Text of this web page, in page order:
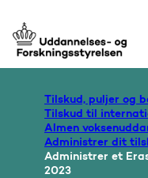
Gå til forsiden
Administrer dit
Administrer et
2023